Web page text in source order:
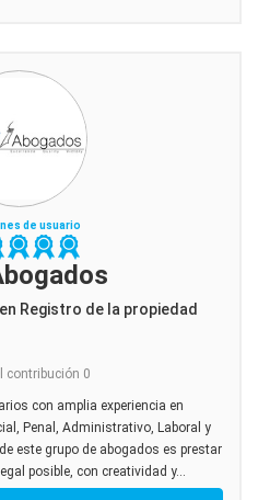
de usuario
Registro de la propiedad
contribución 0
con amplia experiencia en
Penal, Administrativo, Laboral y
este grupo de abogados es prestar
posible, con creatividad y...